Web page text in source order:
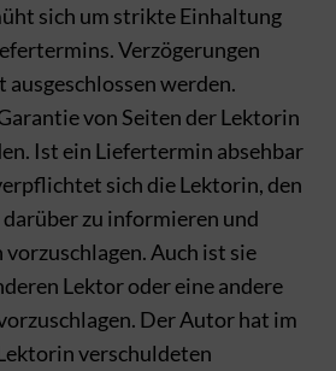
sich um strikte Einhaltung
Verzögerungen
ausgeschlossen werden.
von Seiten der Lektorin
Ist ein Liefertermin absehbar
sich die Lektorin, den
zu informieren und
vorzuschlagen. Auch ist sie
Lektor oder eine andere
Der Autor hat im
verschuldeten